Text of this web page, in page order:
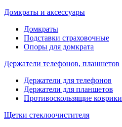
Домкраты и аксессуары
Домкраты
Подставки страховочные
Опоры для домкрата
Держатели телефонов, планшетов
Держатели для телефонов
Держатели для планшетов
Противоскользящие коврики
Щетки стеклоочистителя